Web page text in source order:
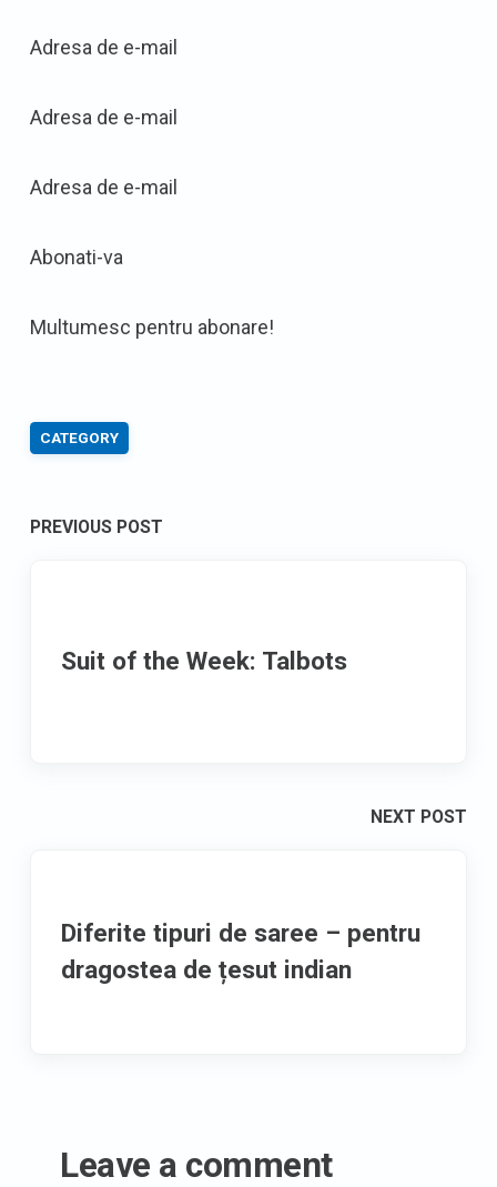
Adresa de e-mail
Adresa de e-mail
Adresa de e-mail
Abonati-va
Multumesc pentru abonare!
CATEGORY
Post
PREVIOUS POST
Suit of the Week: Talbots
NEXT POST
Diferite tipuri de saree – pentru
dragostea de țesut indian
Leave a comment